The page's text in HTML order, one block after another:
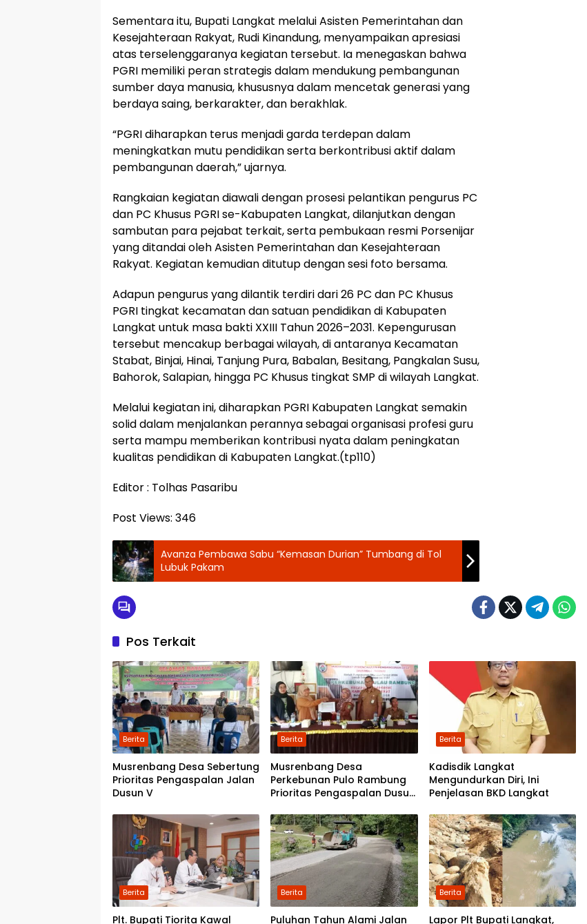
Sementara itu, Bupati Langkat melalui Asisten Pemerintahan dan
Kesejahteraan Rakyat, Rudi Kinandung, menyampaikan apresiasi
atas terselenggaranya kegiatan tersebut. Ia menegaskan bahwa
PGRI memiliki peran strategis dalam mendukung pembangunan
sumber daya manusia, khususnya dalam mencetak generasi yang
berdaya saing, berkarakter, dan berakhlak.
“PGRI diharapkan terus menjadi garda terdepan dalam
meningkatkan mutu pendidikan serta berkontribusi aktif dalam
pembangunan daerah,” ujarnya.
Rangkaian kegiatan diawali dengan prosesi pelantikan pengurus PC
dan PC Khusus PGRI se-Kabupaten Langkat, dilanjutkan dengan
sambutan para pejabat terkait, serta pembukaan resmi Porsenijar
yang ditandai oleh Asisten Pemerintahan dan Kesejahteraan
Rakyat. Kegiatan kemudian ditutup dengan sesi foto bersama.
Adapun pengurus yang dilantik terdiri dari 26 PC dan PC Khusus
PGRI tingkat kecamatan dan satuan pendidikan di Kabupaten
Langkat untuk masa bakti XXIII Tahun 2026–2031. Kepengurusan
tersebut mencakup berbagai wilayah, di antaranya Kecamatan
Stabat, Binjai, Hinai, Tanjung Pura, Babalan, Besitang, Pangkalan Susu,
Bahorok, Salapian, hingga PC Khusus tingkat SMP di wilayah Langkat.
Melalui kegiatan ini, diharapkan PGRI Kabupaten Langkat semakin
solid dalam menjalankan perannya sebagai organisasi profesi guru
serta mampu memberikan kontribusi nyata dalam peningkatan
kualitas pendidikan di Kabupaten Langkat.(tp110)
Editor : Tolhas Pasaribu
Post Views: 346
Avanza Pembawa Sabu “Kemasan Durian” Tumbang di Tol
Lubuk Pakam
Pos Terkait
Berita
Musrenbang Desa Sebertung
Prioritas Pengaspalan Jalan
Dusun V
Berita
Musrenbang Desa
Perkebunan Pulo Rambung
Prioritas Pengaspalan Dusun
Pondok Boyan
Berita
Kadisdik Langkat
Mengundurkan Diri, Ini
Penjelasan BKD Langkat
Berita
Plt. Bupati Tiorita Kawal
Berita
Puluhan Tahun Alami Jalan
Berita
Lapor Plt Bupati Langkat,